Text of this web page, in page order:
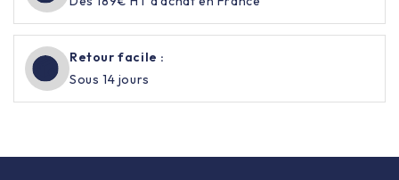
Retour facile :
Sous 14 jours